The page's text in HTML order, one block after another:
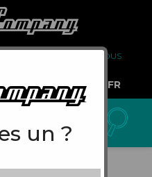
À PROPOS DE NOUS
PRO
FR
un ?